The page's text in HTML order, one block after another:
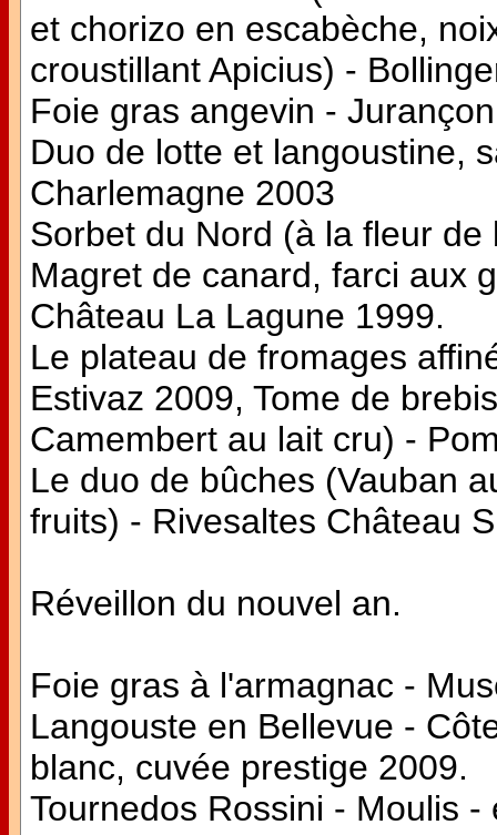
et chorizo en escabèche,
croustillant Apicius) -
Foie gras angevin -
Duo de lotte et langoustine,
Charlemagne 2003
Sorbet du Nord (à la fleur de
Magret de canard, farci aux
Château La Lagune 1999.
Le plateau de fromages
Estivaz 2009, Tome de
Camembert au lait cru) -
Le duo de bûches (Vauban
fruits) - Rivesaltes Château
Réveillon du nouvel an.
Foie gras à l'armagnac -
Langouste en Bellevue -
blanc, cuvée prestige 2009.
Tournedos Rossini - Moulis